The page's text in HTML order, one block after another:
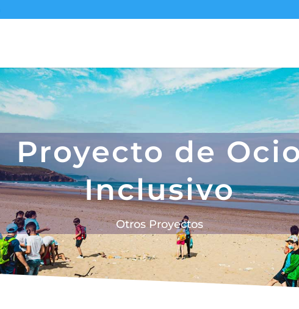
Proyecto de Ocio
Inclusivo
Otros Proyectos